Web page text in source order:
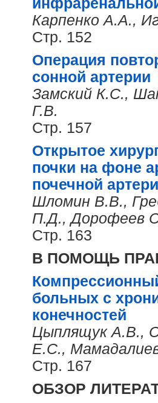
Карпенко А.А.,
Стр. 152
Операция
сонной артерии
Замский К.С.,
Г.В.
Стр. 157
Открытое
почки на фоне
почечной
Шломин В.В.,
П.Д., Дорофеев
Стр. 163
В ПОМОЩЬ
больных с
конечностей
Цыплящук А.В.,
Е.С.,
Стр. 167
ОБЗОР